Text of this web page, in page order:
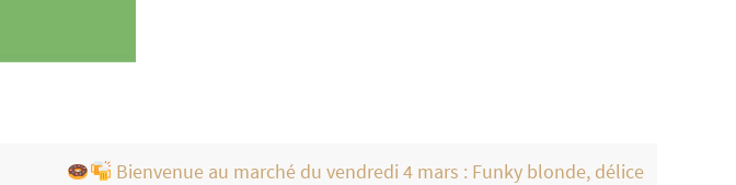
Bienvenue au marché du vendredi 4 mars : Funky blonde, délice